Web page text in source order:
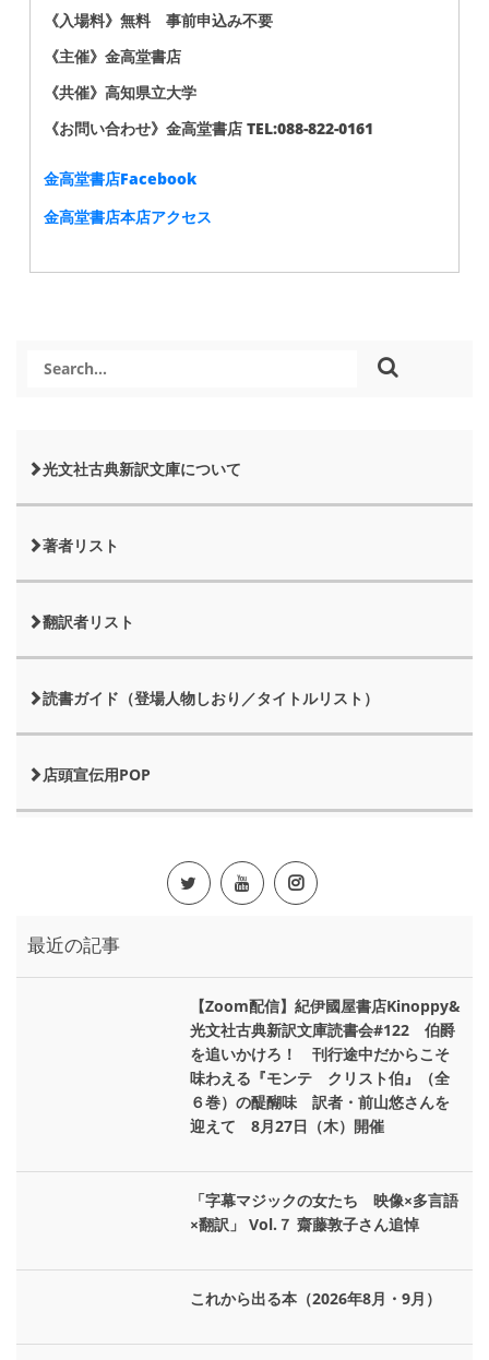
《入場料》無料 事前申込み不要
《主催》金高堂書店
《共催》高知県立大学
《お問い合わせ》金高堂書店 TEL:088-822-0161
金高堂書店Facebook
金高堂書店本店アクセス
光文社古典新訳文庫について
著者リスト
翻訳者リスト
読書ガイド（登場人物しおり／タイトルリスト）
店頭宣伝用POP
最近の記事
【Zoom配信】紀伊國屋書店Kinoppy&
光文社古典新訳文庫読書会#122 伯爵
を追いかけろ！ 刊行途中だからこそ
味わえる『モンテ゠クリスト伯』（全
６巻）の醍醐味 訳者・前山悠さんを
迎えて 8月27日（木）開催
「字幕マジックの女たち 映像×多言語
×翻訳」 Vol.７ 齋藤敦子さん追悼
これから出る本（2026年8月・9月）